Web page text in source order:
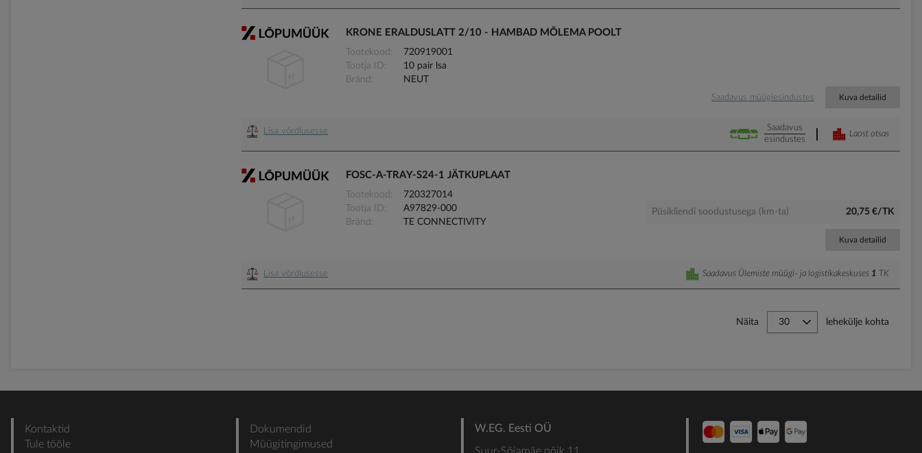
KRONE ERALDUSLATT 2/10 - HAMBAD MÕLEMA POOLT
Tootekood
720919001
Tootja ID
10 pair lsa
Bränd
NEUT
Saadavus müügiesindustes Kuva detailid
Lisa võrdlusesse
Saadavus
esindustes
Laost otsas
FOSC-A-TRAY-S24-1 JÄTKUPLAAT
Tootekood
720327014
Tootja ID
A97829-000
Bränd
TE CONNECTIVITY
Püsikliendi soodustusega (km-ta) 20,75 €/TK
Kuva detailid
Lisa võrdlusesse Saadavus Ülemiste müügi- ja logistikakeskuses 1 TK
Näita lehekülje kohta
Kontaktid
Tule tööle
Dokumendid
Müügitingimused
W.EG. Eesti OÜ